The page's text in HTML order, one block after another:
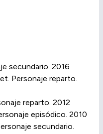
secundario. 2016
Personaje reparto.
reparto. 2012
episódico. 2010
secundario.